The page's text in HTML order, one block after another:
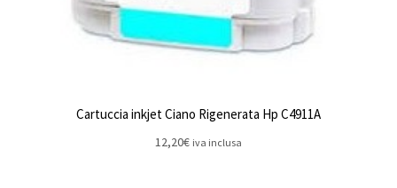
Cartuccia inkjet Ciano Rigenerata Hp C4911A
12,20€ iva inclusa